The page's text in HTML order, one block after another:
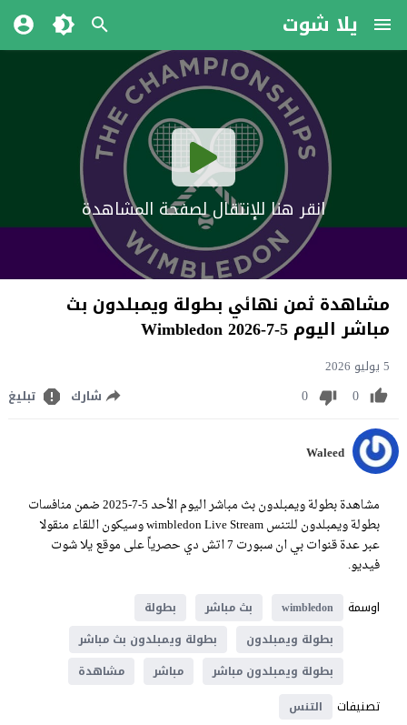
يلا شوت
انقر هنا للإنتقال لصفحة المشاهدة
مشاهدة ثمن نهائي بطولة ويمبلدون بث
مباشر اليوم 5-7-2026 Wimbledon
5 يوليو 2026
0
0 شارك تبليغ
Waleed
مشاهدة بطولة ويمبلدون بث مباشر اليوم الأحد 5-7-2025 ضمن منافسات
بطولة ويمبلدون للتنس wimbledon Live Stream وسيكون اللقاء منقولا
عبر عدة قنوات بي ان سبورت 7 اتش دي حصرياً على موقع يلا شوت
فيديو.
اوسمة
wimbledon بث مباشر
بطولة
بطولة ويمبلدون
بطولة ويمبلدون بث مباشر
بطولة ويمبلدون مباشر
مباشر مشاهدة
تصنيفات التنس